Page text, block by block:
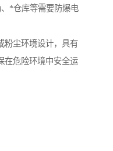
*仓库等需要防爆电
粉尘环境设计，具有
在危险环境中安全运